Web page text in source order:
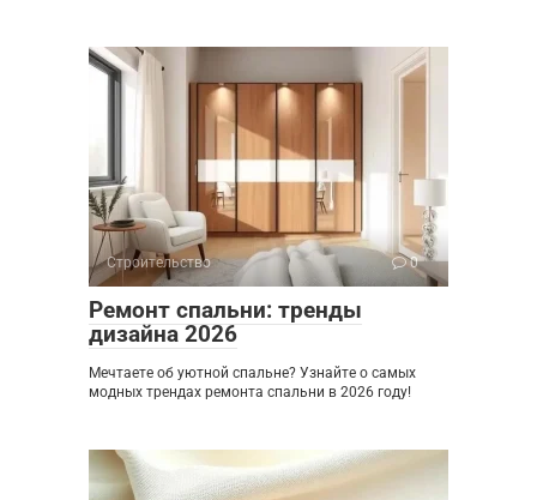
Строительство 0
Ремонт спальни: тренды
дизайна 2026
Мечтаете об уютной спальне? Узнайте о самых
модных трендах ремонта спальни в 2026 году!